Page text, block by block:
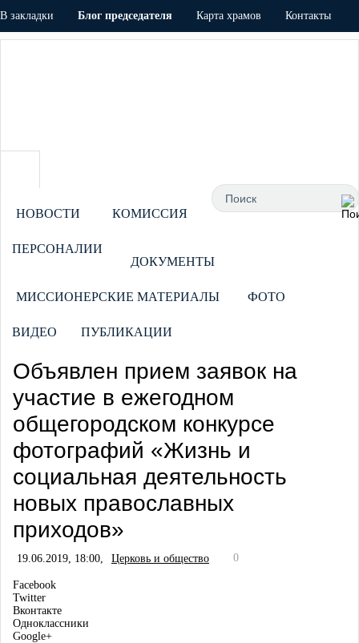
В закладки Блог председателя Карта храмов Контакты
НОВОСТИ КОМИССИЯ
ПЕРСОНАЛИИ
ДОКУМЕНТЫ
МИССИОНЕРСКИЕ МАТЕРИАЛЫ ФОТО
ВИДЕО ПУБЛИКАЦИИ
Объявлен прием заявок на
участие в ежегодном
общегородском конкурсе
фотографий «Жизнь и
социальная деятельность
новых православных
приходов»
19.06.2019, 18:00, Церковь и общество 0
Facebook
Twitter
Вконтакте
Одноклассники
Google+